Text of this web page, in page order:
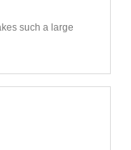
such a large